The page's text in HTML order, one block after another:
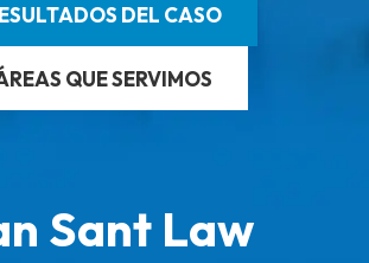
DEL CASO
QUE SERVIMOS
Sant Law